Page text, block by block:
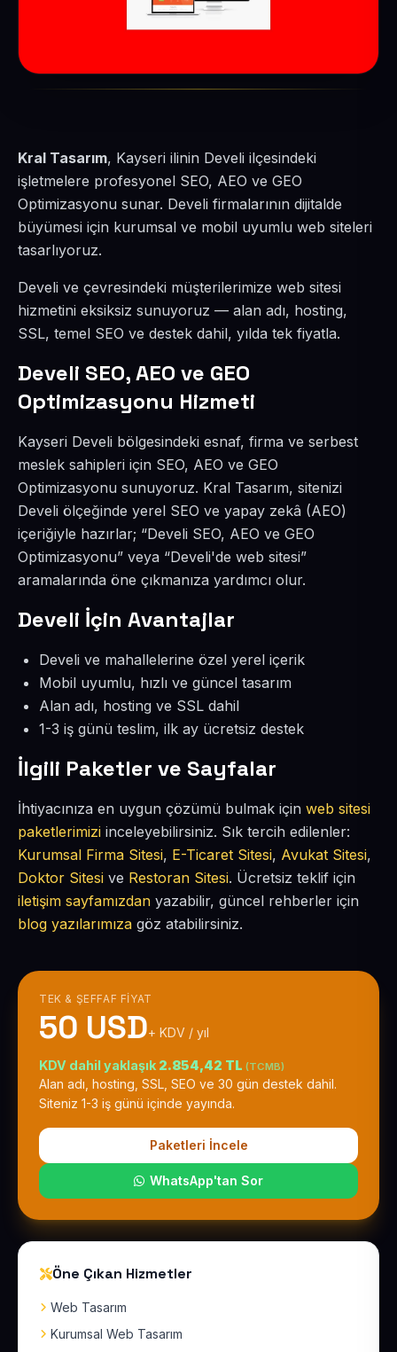
Kral Tasarım, Kayseri ilinin Develi ilçesindeki
işletmelere profesyonel SEO, AEO ve GEO
Optimizasyonu sunar. Develi firmalarının dijitalde
büyümesi için kurumsal ve mobil uyumlu web siteleri
tasarlıyoruz.
Develi ve çevresindeki müşterilerimize web sitesi
hizmetini eksiksiz sunuyoruz — alan adı, hosting,
SSL, temel SEO ve destek dahil, yılda tek fiyatla.
Develi SEO, AEO ve GEO
Optimizasyonu Hizmeti
Kayseri Develi bölgesindeki esnaf, firma ve serbest
meslek sahipleri için SEO, AEO ve GEO
Optimizasyonu sunuyoruz. Kral Tasarım, sitenizi
Develi ölçeğinde yerel SEO ve yapay zekâ (AEO)
içeriğiyle hazırlar; “Develi SEO, AEO ve GEO
Optimizasyonu” veya “Develi'de web sitesi”
aramalarında öne çıkmanıza yardımcı olur.
Develi İçin Avantajlar
Develi ve mahallelerine özel yerel içerik
Mobil uyumlu, hızlı ve güncel tasarım
Alan adı, hosting ve SSL dahil
1-3 iş günü teslim, ilk ay ücretsiz destek
İlgili Paketler ve Sayfalar
İhtiyacınıza en uygun çözümü bulmak için web sitesi
paketlerimizi inceleyebilirsiniz. Sık tercih edilenler:
Kurumsal Firma Sitesi, E-Ticaret Sitesi, Avukat Sitesi,
Doktor Sitesi ve Restoran Sitesi. Ücretsiz teklif için
iletişim sayfamızdan yazabilir, güncel rehberler için
blog yazılarımıza göz atabilirsiniz.
TEK & ŞEFFAF FIYAT
50 USD+ KDV / yıl
KDV dahil yaklaşık 2.854,42 TL (TCMB)
Alan adı, hosting, SSL, SEO ve 30 gün destek dahil.
Siteniz 1-3 iş günü içinde yayında.
Paketleri İncele
WhatsApp'tan Sor
Öne Çıkan Hizmetler
Web Tasarım
Kurumsal Web Tasarım